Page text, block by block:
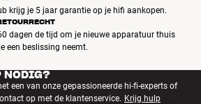
krijg je 5 jaar garantie op je hifi aankopen.
dagen de tijd om je nieuwe apparatuur thuis
een beslissing neemt.
NODIG?
een van onze gepassioneerde hi-fi-experts of
op met de klantenservice. Krijg hulp